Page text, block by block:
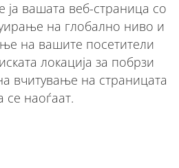
ја вашата веб-страница со
на глобално ниво и
на вашите посетители
локација за побрзи
вчитување на страницата
се наоѓаат.